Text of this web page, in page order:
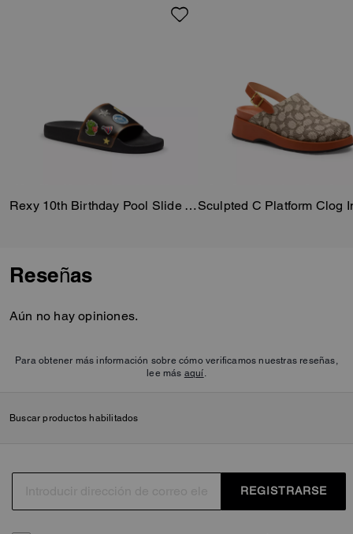
Rexy 10th Birthday Pool Slide With Sticker Print
Reseñas
Aún no hay opiniones.
Para obtener más información sobre cómo verificamos nuestras reseñas,
lee más aquí
Buscar productos habilitados
REGISTRARSE